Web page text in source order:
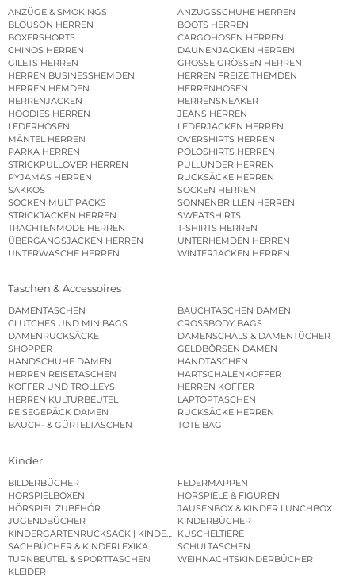
ANZÜGE & SMOKINGS
ANZUGSSCHUHE HERREN
BLOUSON HERREN
BOOTS HERREN
BOXERSHORTS
CARGOHOSEN HERREN
CHINOS HERREN
DAUNENJACKEN HERREN
GILETS HERREN
GROSSE GRÖSSEN HERREN
HERREN BUSINESSHEMDEN
HERREN FREIZEITHEMDEN
HERREN HEMDEN
HERRENHOSEN
HERRENJACKEN
HERRENSNEAKER
HOODIES HERREN
JEANS HERREN
LEDERHOSEN
LEDERJACKEN HERREN
MÄNTEL HERREN
OVERSHIRTS HERREN
PARKA HERREN
POLOSHIRTS HERREN
STRICKPULLOVER HERREN
PULLUNDER HERREN
PYJAMAS HERREN
RUCKSÄCKE HERREN
SAKKOS
SOCKEN HERREN
SOCKEN MULTIPACKS
SONNENBRILLEN HERREN
STRICKJACKEN HERREN
SWEATSHIRTS
TRACHTENMODE HERREN
T-SHIRTS HERREN
ÜBERGANGSJACKEN HERREN
UNTERHEMDEN HERREN
UNTERWÄSCHE HERREN
WINTERJACKEN HERREN
Taschen & Accessoires
DAMENTASCHEN
BAUCHTASCHEN DAMEN
CLUTCHES UND MINIBAGS
CROSSBODY BAGS
DAMENRUCKSÄCKE
DAMENSCHALS & DAMENTÜCHER
SHOPPER
GELDBÖRSEN DAMEN
HANDSCHUHE DAMEN
HANDTASCHEN
HERREN REISETASCHEN
HARTSCHALENKOFFER
KOFFER UND TROLLEYS
HERREN KOFFER
HERREN KULTURBEUTEL
LAPTOPTASCHEN
REISEGEPÄCK DAMEN
RUCKSÄCKE HERREN
BAUCH- & GÜRTELTASCHEN
TOTE BAG
Kinder
BILDERBÜCHER
FEDERMAPPEN
HÖRSPIELBOXEN
HÖRSPIELE & FIGUREN
HÖRSPIEL ZUBEHÖR
JAUSENBOX & KINDER LUNCHBOX
JUGENDBÜCHER
KINDERBÜCHER
KINDERGARTENRUCKSACK | KINDERGARTENBEUTEL
KUSCHELTIERE
SACHBÜCHER & KINDERLEXIKA
SCHULTASCHEN
TURNBEUTEL & SPORTTASCHEN
WEIHNACHTSKINDERBÜCHER
KLEIDER